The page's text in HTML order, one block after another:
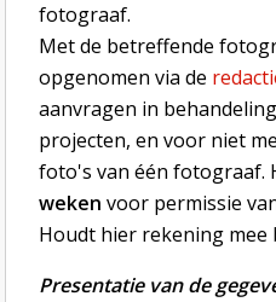
fotograaf.
Met de betreffende
opgenomen via de
aanvragen in
projecten, en voor niet
foto's van één fotograaf.
weken voor permissie
Houdt hier rekening mee
Presentatie van de